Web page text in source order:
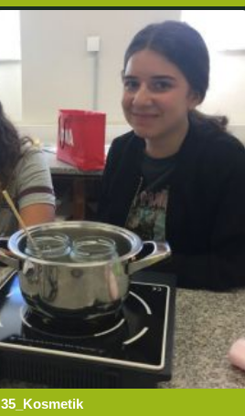
35_Kosmetik